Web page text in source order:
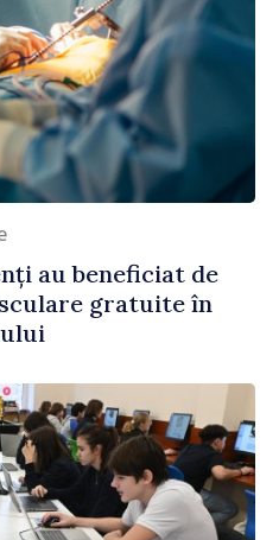
au beneficiat de
gratuite în